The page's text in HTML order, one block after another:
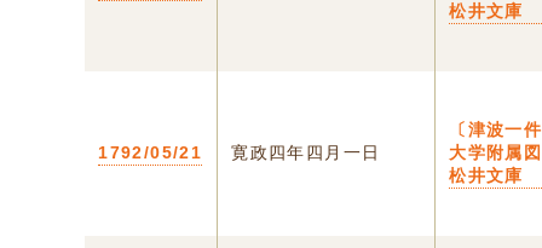
松井文庫
1792/05/21 寛政四年四月一日
〔津波一
大学附属
松井文庫